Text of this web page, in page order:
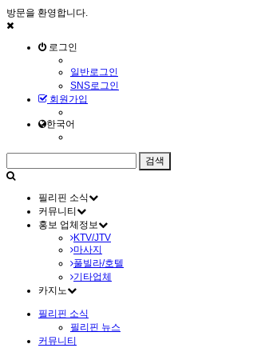
방문을 환영합니다.
로그인
일반로그인
SNS로그인
회원가입
한국어
필리핀 소식
커뮤니티
홍보 업체정보
KTV/JTV
마사지
풀빌라/호텔
기타업체
카지노
필리핀 소식
필리핀 뉴스
커뮤니티